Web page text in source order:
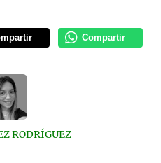
Compartir
RODRÍGUEZ